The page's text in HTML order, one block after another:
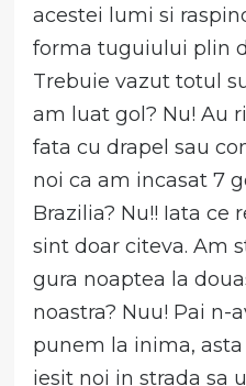
acestei lumi si
forma tuguiului plin
Trebuie vazut totul
am luat gol? Nu! Au
fata cu drapel sau
noi ca am incasat 7
Brazilia? Nu!! Iata ce
sint doar citeva. Am
gura noaptea la
noastra? Nuu! Pai n-
punem la inima,
iesit noi in strada sa